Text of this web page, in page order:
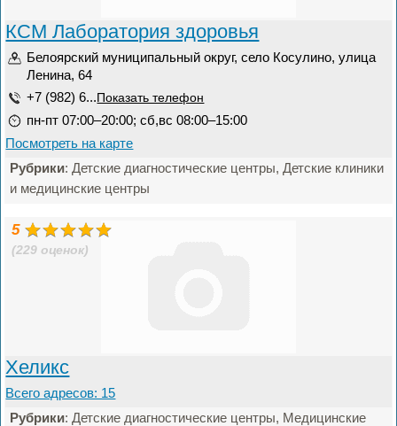
КСМ Лаборатория здоровья
Белоярский муниципальный округ, село Косулино, улица
Ленина, 64
+7 (982) 6... Показать телефон
пн-пт 07:00–20:00; сб,вс 08:00–15:00
Посмотреть на карте
Рубрики: Детские диагностические центры, Детские клиники
и медицинские центры
5
(229 оценок)
Хеликс
Всего адресов: 15
Рубрики: Детские диагностические центры, Медицинские